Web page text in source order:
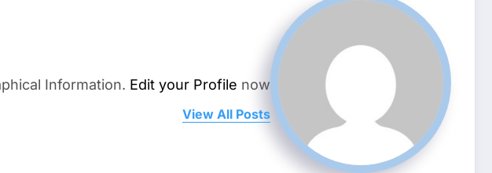
Information. Edit your Profile now.
View All Posts